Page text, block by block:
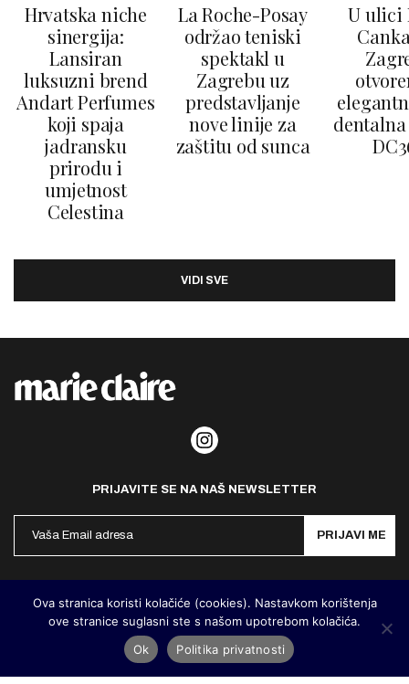
Hrvatska niche
sinergija:
Lansiran
luksuzni brend
Andart Perfumes
koji spaja
jadransku
prirodu i
umjetnost
Celestina
La Roche-Posay
održao teniski
spektakl u
Zagrebu uz
predstavljanje
nove linije za
zaštitu od sunca
U ulici
VIDI SVE
PRIJAVITE SE NA NAŠ NEWSLETTER
PRIJAVI ME
MarieClaire Hrvatska 2026. Designed and developed by Cubes
Ova stranica koristi kolačiće (cookies). Nastavkom korištenja
ove stranice suglasni ste s našom upotrebom kolačića.
Ok
Politika privatnosti